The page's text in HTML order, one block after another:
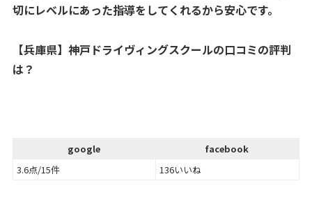
切にレベルにあった指導をしてくれるから安心です。
【兵庫県】神戸ドライヴィングスクールの口コミの評判
は？
google
facebook
3.6点/15件
136いいね